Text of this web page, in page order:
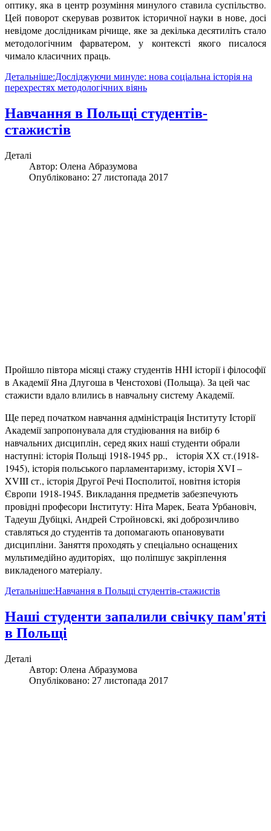
оптику, яка в центр розуміння минулого ставила суспільство.
Цей поворот скерував розвиток історичної науки в нове, досі
невідоме дослідникам річище, яке за декілька десятиліть стало
методологічним фарватером, у контексті якого писалося
чимало класичних праць.
Детальніше:Досліджуючи минуле: нова соціальна історія на
перехрестях методологічних віянь
Навчання в Польщі студентів-
стажистів
Деталі
Автор: Олена Абразумова
Опубліковано: 27 листопада 2017
Пройшло півтора місяці стажу студентів ННІ історії і філософії
в Академії Яна Длугоша в Ченстохові (Польща). За цей час
стажисти вдало влились в навчальну систему Академії.
Ще перед початком навчання адміністрація Інституту Історії
Академії запропонувала для студіювання на вибір 6
навчальних дисциплін, серед яких наші студенти обрали
наступні: історія Польщі 1918-1945 рр., історія ХХ ст.(1918-
1945), історія польського парламентаризму, історія XVI –
XVIII ст., історія Другої Речі Посполитої, новітня історія
Європи 1918-1945. Викладання предметів забезпечують
провідні професори Інституту: Ніта Марек, Беата Урбановіч,
Тадеуш Дубіцкі, Андрей Стройновскі, які доброзичливо
ставляться до студентів та допомагають опановувати
дисципліни. Заняття проходять у спеціально оснащених
мультимедійно аудиторіях, що поліпшує закріплення
викладеного матеріалу.
Детальніше:Навчання в Польщі студентів-стажистів
Наші студенти запалили свічку пам'яті
в Польщі
Деталі
Автор: Олена Абразумова
Опубліковано: 27 листопада 2017